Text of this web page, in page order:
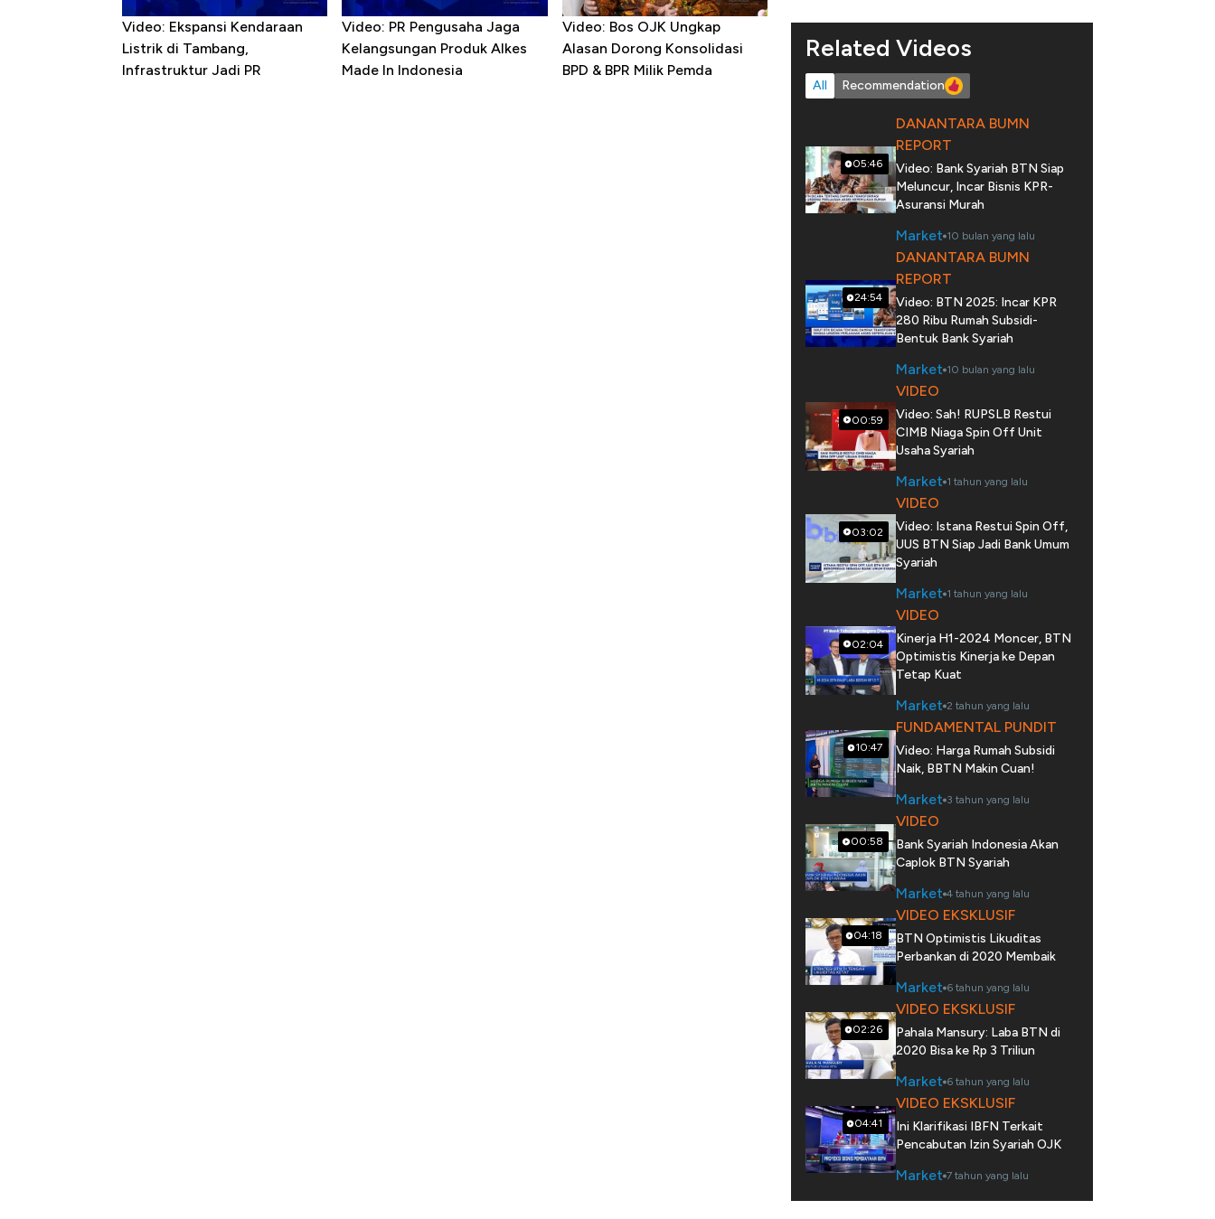
Video: Ekspansi Kendaraan
Listrik di Tambang,
Infrastruktur Jadi PR
Video: PR Pengusaha Jaga
Kelangsungan Produk Alkes
Made In Indonesia
Video: Bos OJK Ungkap
Alasan Dorong Konsolidasi
BPD & BPR Milik Pemda
Related Videos
All Recommendation
05:46
DANANTARA BUMN
REPORT
Video: Bank Syariah BTN Siap
Meluncur, Incar Bisnis KPR-
Asuransi Murah
Market 10 bulan yang lalu
24:54
DANANTARA BUMN
REPORT
Video: BTN 2025: Incar KPR
280 Ribu Rumah Subsidi-
Bentuk Bank Syariah
Market 10 bulan yang lalu
00:59
VIDEO
Video: Sah! RUPSLB Restui
CIMB Niaga Spin Off Unit
Usaha Syariah
Market 1 tahun yang lalu
03:02
VIDEO
Video: Istana Restui Spin Off,
UUS BTN Siap Jadi Bank Umum
Syariah
Market 1 tahun yang lalu
02:04
VIDEO
Kinerja H1-2024 Moncer, BTN
Optimistis Kinerja ke Depan
Tetap Kuat
Market 2 tahun yang lalu
10:47
FUNDAMENTAL PUNDIT
Video: Harga Rumah Subsidi
Naik, BBTN Makin Cuan!
Market 3 tahun yang lalu
00:58
VIDEO
Bank Syariah Indonesia Akan
Caplok BTN Syariah
Market 4 tahun yang lalu
04:18
VIDEO EKSKLUSIF
BTN Optimistis Likuditas
Perbankan di 2020 Membaik
Market 6 tahun yang lalu
02:26
VIDEO EKSKLUSIF
Pahala Mansury: Laba BTN di
2020 Bisa ke Rp 3 Triliun
Market 6 tahun yang lalu
04:41
VIDEO EKSKLUSIF
Ini Klarifikasi IBFN Terkait
Pencabutan Izin Syariah OJK
Market 7 tahun yang lalu